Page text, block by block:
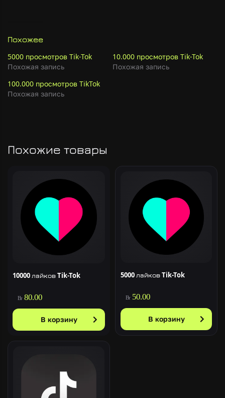
Похожее
5000 просмотров Tik-Tok
Похожая запись
10.000 просмотров Tik-Tok
Похожая запись
100.000 просмотров TikTok
Похожая запись
Похожие товары
10000 лайков Tik-Tok
Br 80.00
В корзину
5000 лайков Tik-Tok
Br 50.00
В корзину